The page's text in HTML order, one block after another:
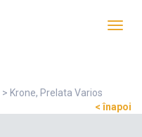
> Krone, Prelata Varios
< înapoi